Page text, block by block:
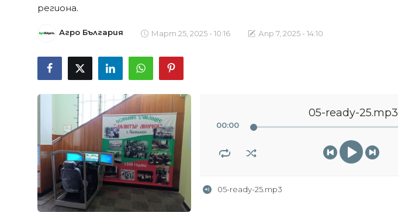
региона.
Агро България Март 25, 2025 - 10:16 Апр 7, 2025 - 14:10
05-ready-25.mp3
00:00
05-ready-25.mp3